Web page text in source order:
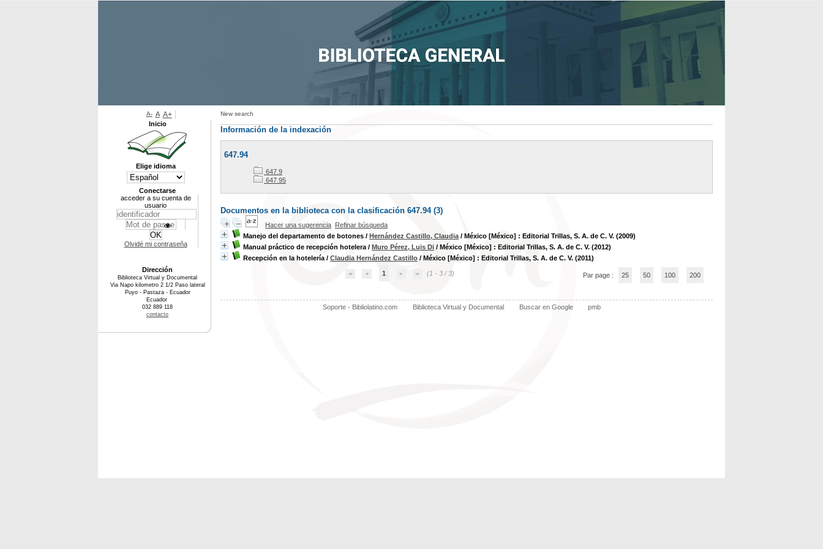
New search
Información de la indexación
647.94
647.9
647.95
Documentos en la biblioteca con la clasificación 647.94 (3)
Hacer una sugerencia Refinar búsqueda
Manejo del departamento de botones / Hernández Castillo, Claudia / México [México] : Editorial Trillas, S. A. de C. V. (2009)
Manual práctico de recepción hotelera / Muro Pérez, Luis Di / México [México] : Editorial Trillas, S. A. de C. V. (2012)
Recepción en la hotelería / Claudia Hernández Castillo / México [México] : Editorial Trillas, S. A. de C. V. (2011)
1 (1 - 3 / 3) Par page : 25 50 100 200
Soporte - Bibliolatino.com Biblioteca Virtual y Documental Buscar en Google pmb
A- A A+
Inicio
Elige idioma
Conectarse
acceder a su cuenta de
usuario
Olvidé mi contraseña
Dirección
Biblioteca Virtual y Documental
Via Napo kilometro 2 1/2 Paso lateral
Puyo - Pastaza - Ecuador
Ecuador
032 889 118
contacto